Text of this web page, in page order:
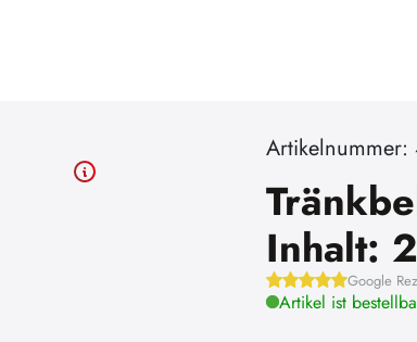
Inhalt:
Google
Artikel ist